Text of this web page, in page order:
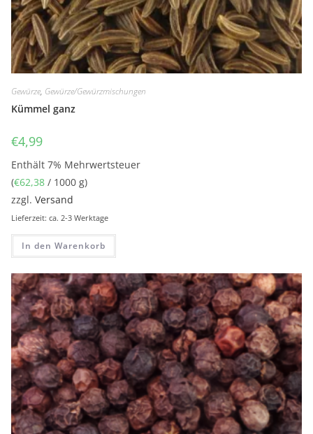
Gewürze, Gewürze/Gewürzmischungen
Kümmel ganz
€4,99
Enthält 7% Mehrwertsteuer
(€62,38 / 1000 g)
zzgl.Versand
Lieferzeit: ca. 2-3 Werktage
In den Warenkorb